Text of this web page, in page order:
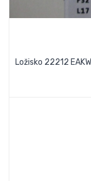
Ložisko 22212